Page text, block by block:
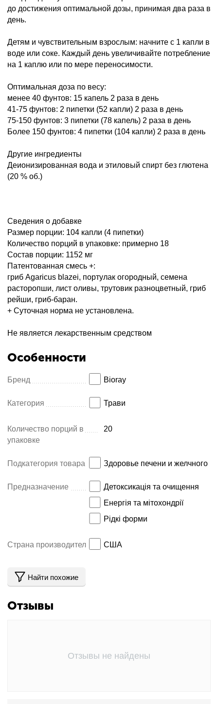
до достижения оптимальной дозы, принимая два раза в
день.
Детям и чувствительным взрослым: начните с 1 капли в
воде или соке. Каждый день увеличивайте потребление
на 1 каплю или по мере переносимости.
Оптимальная доза по весу:
менее 40 фунтов: 15 капель 2 раза в день
41-75 фунтов: 2 пипетки (52 капли) 2 раза в день
75-150 фунтов: 3 пипетки (78 капель) 2 раза в день
Более 150 фунтов: 4 пипетки (104 капли) 2 раза в день
Другие ингредиенты
Деионизированная вода и этиловый спирт без глютена
(20 % об.)
Сведения о добавке
Размер порции: 104 капли (4 пипетки)
Количество порций в упаковке: примерно 18
Состав порции: 1152 мг
Патентованная смесь +:
гриб Agaricus blazei, портулак огородный, семена
расторопши, лист оливы, трутовик разноцветный, гриб
рейши, гриб-баран.
+ Суточная норма не установлена.
Не является лекарственным средством
Особенности
Бренд Bioray
Категория Трави
Количество порций в
упаковке
20
Подкатегория товара Здоровье печени и желчного
Предназначение
Детоксикація та очищення
Енергія та мітохондрії
Рідкі форми
Страна производитель США
Найти похожие
Отзывы
Отзывы не найдены